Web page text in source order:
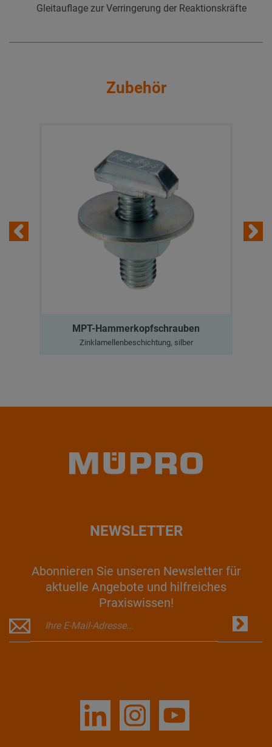
Gleitauflage zur Verringerung der Reaktionskräfte
Zubehör
MPT-Hammerkopfschrauben
Zinklamellenbeschichtung, silber
NEWSLETTER
Abonnieren Sie unseren Newsletter für
aktuelle Angebote und hilfreiches
Praxiswissen!